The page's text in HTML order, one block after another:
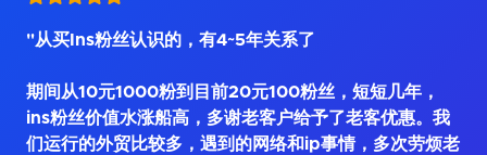
"从买Ins粉丝认识的，有4~5年关系了
期间从10元1000粉到目前20元100粉丝，短短几年，
ins粉丝价值水涨船高，多谢老客户给予了老客优惠。我
们运行的外贸比较多，遇到的网络和ip事情，多次劳烦老